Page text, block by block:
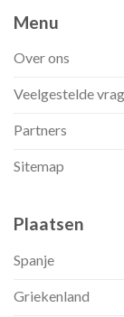
Menu
Over ons
Veelgestelde
Partners
Sitemap
Plaatsen
Spanje
Griekenland